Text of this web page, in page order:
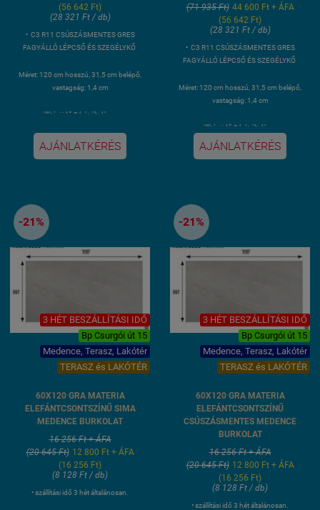
(56 642 Ft)
(28 321 Ft / db)
• C3 R11 CSÚSZÁSMENTES GRES
FAGYÁLLÓ LÉPCSŐ ÉS SZEGÉLYKŐ
Méret: 120 cm hosszú, 31,5 cm belépő,
vastagság: 1,4 cm
• szállítási idő 3 hét általánosan.
Kiszerelés: 2 darab 1,2 méter hosszú
AJÁNLATKÉRÉS
(71 935 Ft) 44 600 Ft + ÁFA
(56 642 Ft)
(28 321 Ft / db)
• C3 R11 CSÚSZÁSMENTES GRES
FAGYÁLLÓ LÉPCSŐ ÉS SZEGÉLYKŐ
Méret: 120 cm hosszú, 31,5 cm belépő,
vastagság: 1,4 cm
• szállítási idő 3 hét általánosan.
AJÁNLATKÉRÉS
-21%
3 HÉT BESZÁLLÍTÁSI IDŐ
Bp Csurgói út 15
Medence, Terasz, Lakótér
TERASZ és LAKÓTÉR
60X120 GRA MATERIA
ELEFÁNTCSONTSZÍNŰ SIMA
MEDENCE BURKOLAT
16 256 Ft + ÁFA
(20 645 Ft) 12 800 Ft + ÁFA
(16 256 Ft)
(8 128 Ft / db)
• szállítási idő 3 hét általánosan.
-21%
3 HÉT BESZÁLLÍTÁSI IDŐ
Bp Csurgói út 15
Medence, Terasz, Lakótér
TERASZ és LAKÓTÉR
60X120 GRA MATERIA
ELEFÁNTCSONTSZÍNŰ
CSÚSZÁSMENTES MEDENCE
BURKOLAT
16 256 Ft + ÁFA
(20 645 Ft) 12 800 Ft + ÁFA
(16 256 Ft)
(8 128 Ft / db)
• szállítási idő 3 hét általánosan.